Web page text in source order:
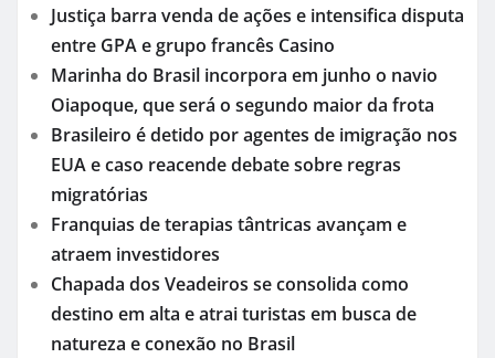
Justiça barra venda de ações e intensifica disputa
entre GPA e grupo francês Casino
Marinha do Brasil incorpora em junho o navio
Oiapoque, que será o segundo maior da frota
Brasileiro é detido por agentes de imigração nos
EUA e caso reacende debate sobre regras
migratórias
Franquias de terapias tântricas avançam e
atraem investidores
Chapada dos Veadeiros se consolida como
destino em alta e atrai turistas em busca de
natureza e conexão no Brasil